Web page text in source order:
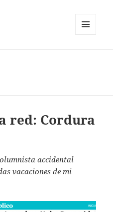
red: Cordura
accidental
vacaciones de mi